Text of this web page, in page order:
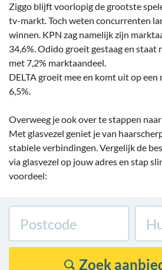
Ziggo blijft voorlopig de grootste
tv-markt. Toch weten concurrenten
winnen. KPN zag namelijk zijn
34,6%. Odido groeit gestaag en staat
met 7,2% marktaandeel.
DELTA groeit mee en komt uit op een
6,5%.
Overweeg je ook over te stappen
Met glasvezel geniet je van
stabiele verbindingen. Vergelijk de
via glasvezel op jouw adres en stap
voordeel: